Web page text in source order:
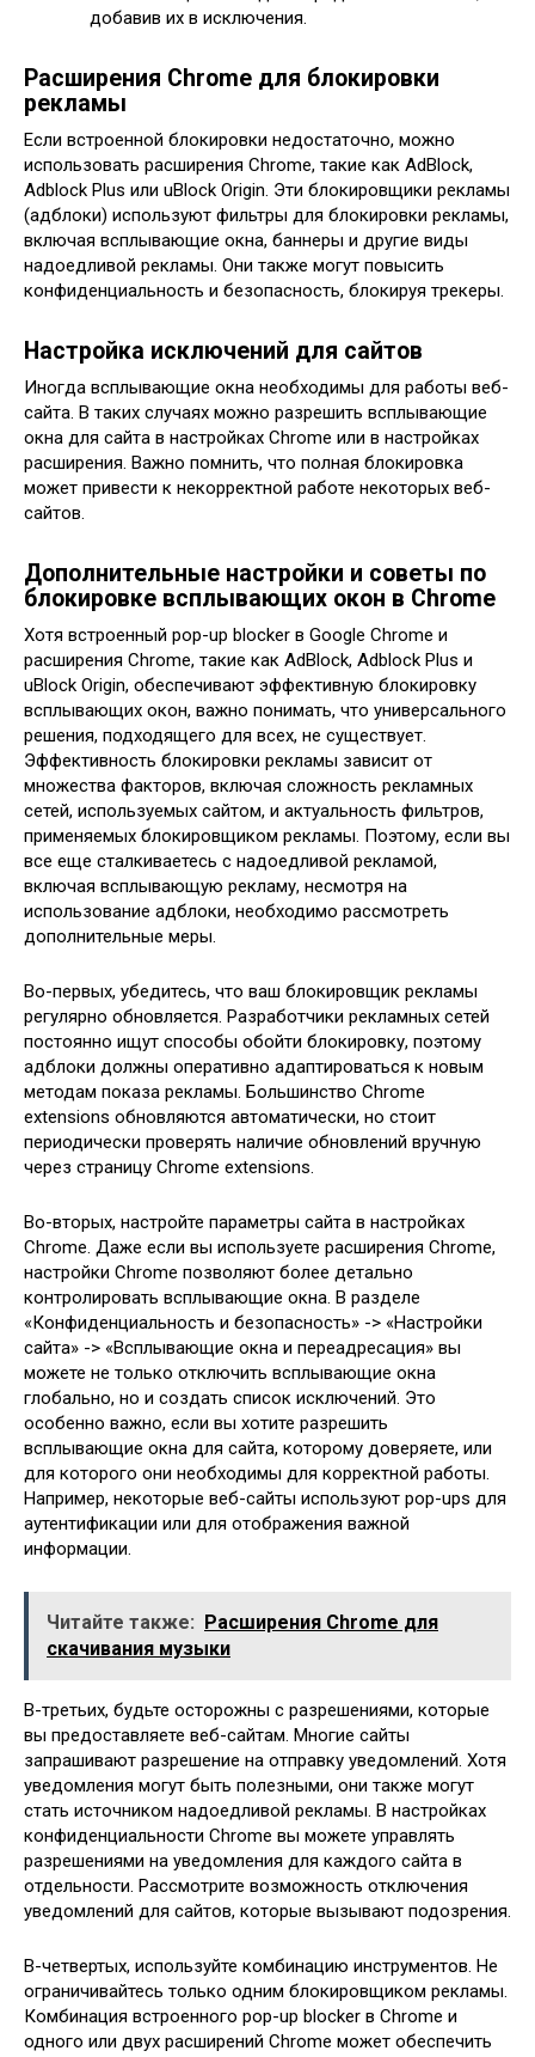
добавив их в исключения.
Расширения Chrome для блокировки
рекламы
Если встроенной блокировки недостаточно, можно
использовать расширения Chrome, такие как AdBlock,
Adblock Plus или uBlock Origin. Эти блокировщики рекламы
(адблоки) используют фильтры для блокировки рекламы,
включая всплывающие окна, баннеры и другие виды
надоедливой рекламы. Они также могут повысить
конфиденциальность и безопасность, блокируя трекеры.
Настройка исключений для сайтов
Иногда всплывающие окна необходимы для работы веб-
сайта. В таких случаях можно разрешить всплывающие
окна для сайта в настройках Chrome или в настройках
расширения. Важно помнить, что полная блокировка
может привести к некорректной работе некоторых веб-
сайтов.
Дополнительные настройки и советы по
блокировке всплывающих окон в Chrome
Хотя встроенный pop-up blocker в Google Chrome и
расширения Chrome, такие как AdBlock, Adblock Plus и
uBlock Origin, обеспечивают эффективную блокировку
всплывающих окон, важно понимать, что универсального
решения, подходящего для всех, не существует.
Эффективность блокировки рекламы зависит от
множества факторов, включая сложность рекламных
сетей, используемых сайтом, и актуальность фильтров,
применяемых блокировщиком рекламы. Поэтому, если вы
все еще сталкиваетесь с надоедливой рекламой,
включая всплывающую рекламу, несмотря на
использование адблоки, необходимо рассмотреть
дополнительные меры.
Во-первых, убедитесь, что ваш блокировщик рекламы
регулярно обновляется. Разработчики рекламных сетей
постоянно ищут способы обойти блокировку, поэтому
адблоки должны оперативно адаптироваться к новым
методам показа рекламы. Большинство Chrome
extensions обновляются автоматически, но стоит
периодически проверять наличие обновлений вручную
через страницу Chrome extensions.
Во-вторых, настройте параметры сайта в настройках
Chrome. Даже если вы используете расширения Chrome,
настройки Chrome позволяют более детально
контролировать всплывающие окна. В разделе
«Конфиденциальность и безопасность» -> «Настройки
сайта» -> «Всплывающие окна и переадресация» вы
можете не только отключить всплывающие окна
глобально, но и создать список исключений. Это
особенно важно, если вы хотите разрешить
всплывающие окна для сайта, которому доверяете, или
для которого они необходимы для корректной работы.
Например, некоторые веб-сайты используют pop-ups для
аутентификации или для отображения важной
информации.
Читайте также: Расширения Chrome для
скачивания музыки
В-третьих, будьте осторожны с разрешениями, которые
вы предоставляете веб-сайтам. Многие сайты
запрашивают разрешение на отправку уведомлений. Хотя
уведомления могут быть полезными, они также могут
стать источником надоедливой рекламы. В настройках
конфиденциальности Chrome вы можете управлять
разрешениями на уведомления для каждого сайта в
отдельности. Рассмотрите возможность отключения
уведомлений для сайтов, которые вызывают подозрения.
В-четвертых, используйте комбинацию инструментов. Не
ограничивайтесь только одним блокировщиком рекламы.
Комбинация встроенного pop-up blocker в Chrome и
одного или двух расширений Chrome может обеспечить